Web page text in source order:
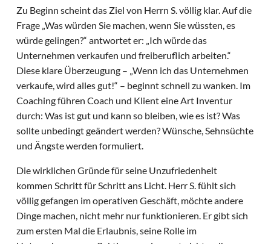
Zu Beginn scheint das Ziel von Herrn S. völlig klar. Auf die
Frage „Was würden Sie machen, wenn Sie wüssten, es
würde gelingen?“ antwortet er: „Ich würde das
Unternehmen verkaufen und freiberuflich arbeiten.“
Diese klare Überzeugung – „Wenn ich das Unternehmen
verkaufe, wird alles gut!“ – beginnt schnell zu wanken. Im
Coaching führen Coach und Klient eine Art Inventur
durch: Was ist gut und kann so bleiben, wie es ist? Was
sollte unbedingt geändert werden? Wünsche, Sehnsüchte
und Ängste werden formuliert.
Die wirklichen Gründe für seine Unzufriedenheit
kommen Schritt für Schritt ans Licht. Herr S. fühlt sich
völlig gefangen im operativen Geschäft, möchte andere
Dinge machen, nicht mehr nur funktionieren. Er gibt sich
zum ersten Mal die Erlaubnis, seine Rolle im